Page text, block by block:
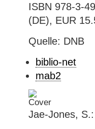
ISBN 978-3-
(DE), EUR
Quelle: DNB
biblio-net
mab2
Jae-Jones,